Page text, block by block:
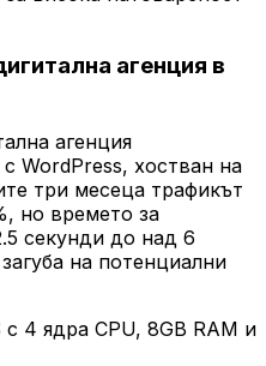
агенция в
агенция
WordPress, хостван на
три месеца трафикът
но времето за
секунди до над 6
на потенциални
4 ядра CPU, 8GB RAM и